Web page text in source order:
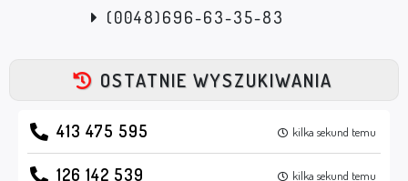
(0048)696-63-35-83
OSTATNIE WYSZUKIWANIA
413 475 595 kilka sekund temu
126 142 539 kilka sekund temu